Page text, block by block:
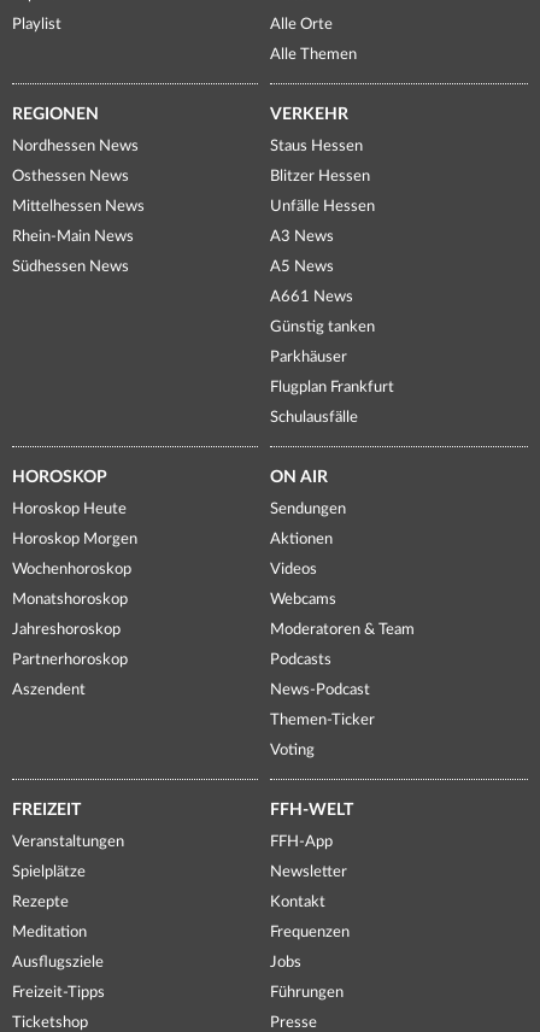
Playlist
Alle Orte
Alle Themen
REGIONEN
Nordhessen News
Osthessen News
Mittelhessen News
Rhein-Main News
Südhessen News
VERKEHR
Staus Hessen
Blitzer Hessen
Unfälle Hessen
A3 News
A5 News
A661 News
Günstig tanken
Parkhäuser
Flugplan Frankfurt
Schulausfälle
HOROSKOP
Horoskop Heute
Horoskop Morgen
Wochenhoroskop
Monatshoroskop
Jahreshoroskop
Partnerhoroskop
Aszendent
ON AIR
Sendungen
Aktionen
Videos
Webcams
Moderatoren & Team
Podcasts
News-Podcast
Themen-Ticker
Voting
FREIZEIT
Veranstaltungen
Spielplätze
Rezepte
Meditation
Ausflugsziele
Freizeit-Tipps
Ticketshop
FFH-WELT
FFH-App
Newsletter
Kontakt
Frequenzen
Jobs
Führungen
Presse